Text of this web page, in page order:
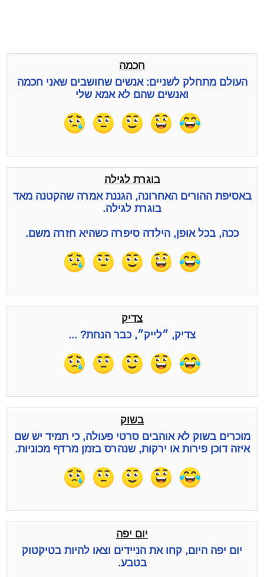
חכמה
העולם מתחלק לשניים: אנשים שחושבים שאני חכמה
ואנשים שהם לא אמא שלי
בוגרת לגילה
באסיפת ההורים האחרונה, הגננת אמרה שהקטנה מאד
בוגרת לגילה.
ככה, בכל אופן, הילדה סיפרה כשהיא חזרה משם.
צדיק
צדיק, ״לייק״, כבר הנחת? ...
בשוק
מוכרים בשוק לא אוהבים סרטי פעולה, כי תמיד יש שם
איזה דוכן פירות או ירקות, שנהרס בזמן מרדף מכוניות.
יום יפה
יום יפה היום, קחו את הניידים וצאו להיות בטיקטוק
בטבע.